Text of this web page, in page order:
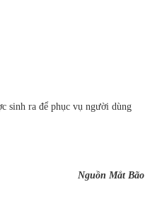
sinh ra để phục vụ người dùng
Nguồn Mắt Bão